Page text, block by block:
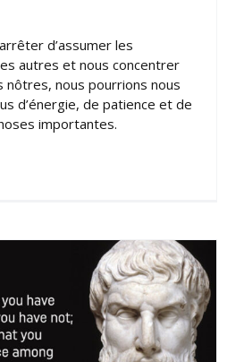
d’assumer les
autres et nous concentrer
nôtres, nous pourrions nous
d’énergie, de patience et de
importantes.